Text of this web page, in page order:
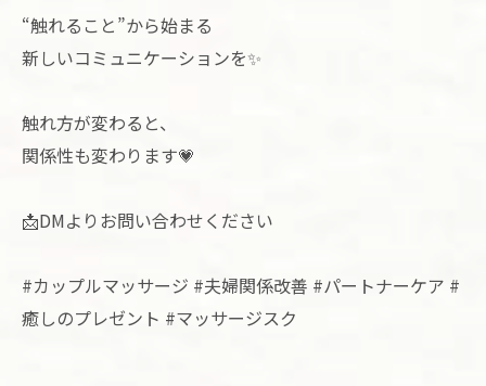
“触れること”から始まる
新しいコミュニケーションを✨
触れ方が変わると、
関係性も変わります💗
📩DMよりお問い合わせください
#カップルマッサージ #夫婦関係改善 #パートナーケア #
癒しのプレゼント #マッサージスク